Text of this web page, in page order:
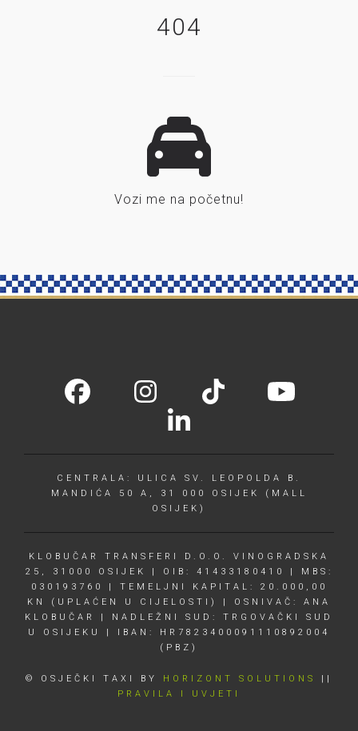
404
Vozi me na početnu!
CENTRALA: ULICA SV. LEOPOLDA B.
MANDIĆA 50 A, 31 000 OSIJEK (MALL
OSIJEK)
KLOBUČAR TRANSFERI D.O.O. VINOGRADSKA
25, 31000 OSIJEK | OIB: 41433180410 | MBS:
030193760 | TEMELJNI KAPITAL: 20.000,00
KN (UPLAĆEN U CIJELOSTI) | OSNIVAČ: ANA
KLOBUČAR | NADLEŽNI SUD: TRGOVAČKI SUD
U OSIJEKU | IBAN: HR7823400091110892004
(PBZ)
© OSJEČKI TAXI BY HORIZONT SOLUTIONS
||
PRAVILA I UVJETI